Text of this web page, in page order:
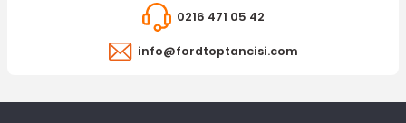
0216 471 05 42
info@fordtoptancisi.com